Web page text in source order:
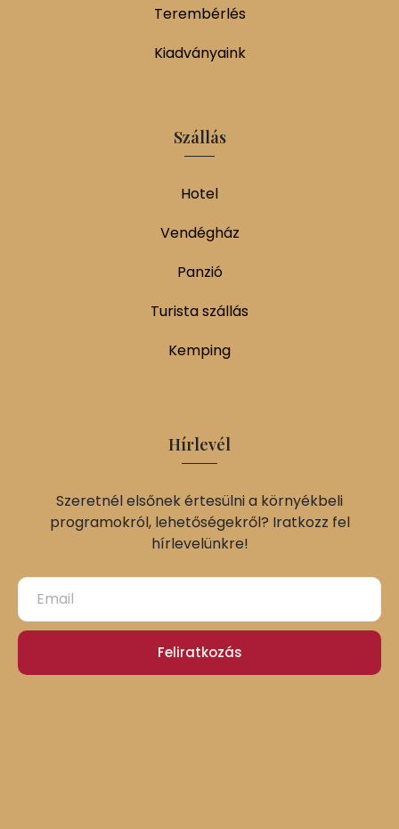
Terembérlés
Kiadványaink
Szállás
Hotel
Vendégház
Panzió
Turista szállás
Kemping
Hírlevél
Szeretnél elsőnek értesülni a környékbeli
programokról, lehetőségekről? Iratkozz fel
hírlevelünkre!
Feliratkozás